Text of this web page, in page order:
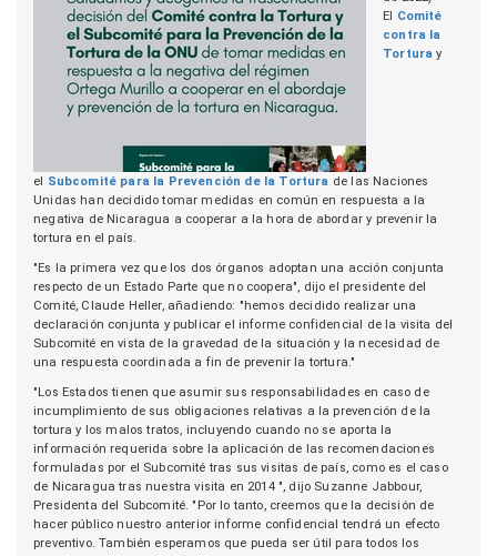
El Comité
contra la
Tortura y
el Subcomité para la Prevención de la Tortura de las Naciones
Unidas han decidido tomar medidas en común en respuesta a la
negativa de Nicaragua a cooperar a la hora de abordar y prevenir la
tortura en el país.
"Es la primera vez que los dos órganos adoptan una acción conjunta
respecto de un Estado Parte que no coopera", dijo el presidente del
Comité, Claude Heller, añadiendo: "hemos decidido realizar una
declaración conjunta y publicar el informe confidencial de la visita del
Subcomité en vista de la gravedad de la situación y la necesidad de
una respuesta coordinada a fin de prevenir la tortura."
"Los Estados tienen que asumir sus responsabilidades en caso de
incumplimiento de sus obligaciones relativas a la prevención de la
tortura y los malos tratos, incluyendo cuando no se aporta la
información requerida sobre la aplicación de las recomendaciones
formuladas por el Subcomité tras sus visitas de país, como es el caso
de Nicaragua tras nuestra visita en 2014 ", dijo Suzanne Jabbour,
Presidenta del Subcomité. "Por lo tanto, creemos que la decisión de
hacer público nuestro anterior informe confidencial tendrá un efecto
preventivo. También esperamos que pueda ser útil para todos los